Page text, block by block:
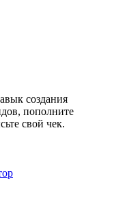
создания
пополните
свой чек.